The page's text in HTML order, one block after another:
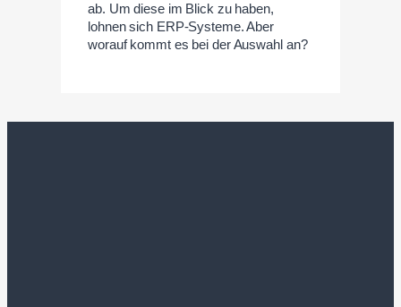
ab. Um diese im Blick zu haben,
lohnen sich ERP-Systeme. Aber
worauf kommt es bei der Auswahl an?